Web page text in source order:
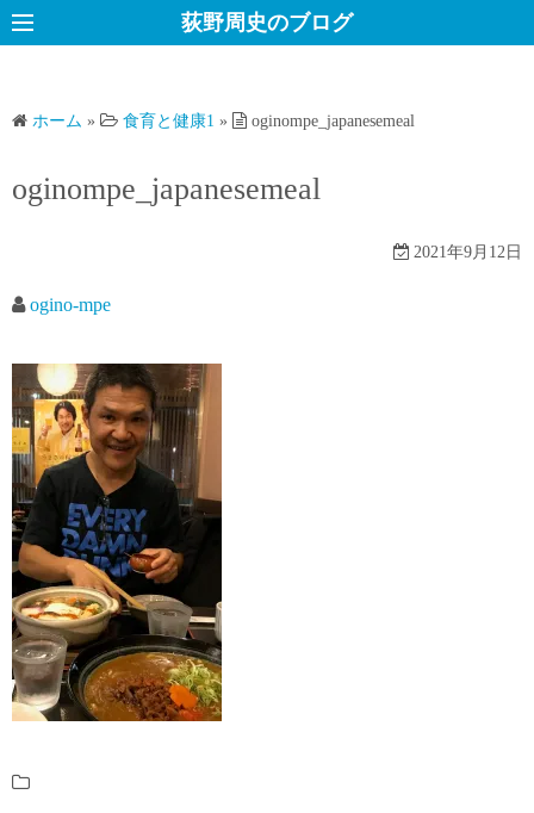
コ
ン
ス
プ
荻野周史のブログ
ホーム » 食育と健康1 » oginompe_japanesemeal
oginompe_japanesemeal
2021年9月12日
ogino-mpe